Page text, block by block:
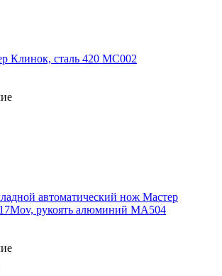
Клинок, сталь 420 MC002
автоматический нож Мастер
рукоять алюминий MA504